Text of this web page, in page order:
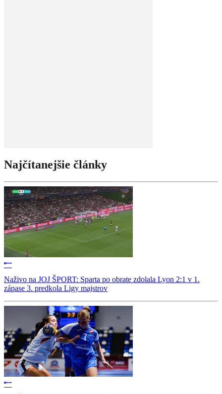
Najčítanejšie články
Naživo na JOJ ŠPORT: Sparta po obrate zdolala Lyon 2:1 v 1.
zápase 3. predkola Ligy majstrov